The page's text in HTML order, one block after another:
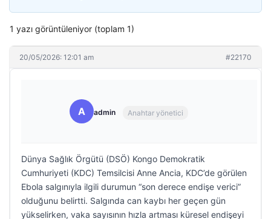
1 yazı görüntüleniyor (toplam 1)
20/05/2026: 12:01 am #22170
A admin Anahtar yönetici
Dünya Sağlık Örgütü (DSÖ) Kongo Demokratik
Cumhuriyeti (KDC) Temsilcisi Anne Ancia, KDC’de görülen
Ebola salgınıyla ilgili durumun “son derece endişe verici”
olduğunu belirtti. Salgında can kaybı her geçen gün
yükselirken, vaka sayısının hızla artması küresel endişeyi